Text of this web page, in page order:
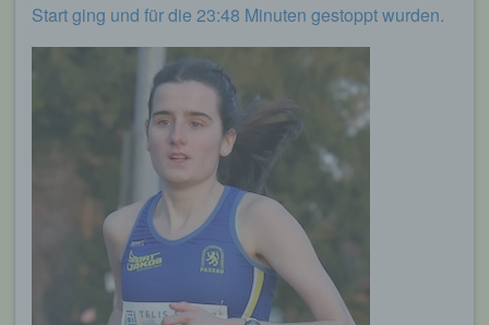
Start ging und für die 23:48 Minuten gestoppt wurden.